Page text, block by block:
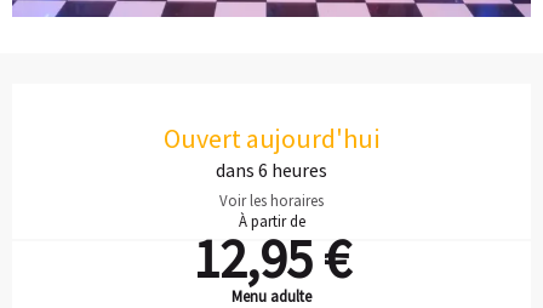
Ouvert aujourd'hui
dans 6 heures
Voir les horaires
À partir de
12,95 €
Menu adulte